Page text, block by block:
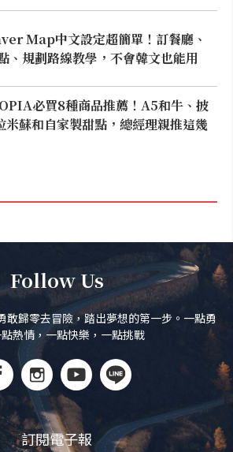
Map中文設定超簡單！訂餐廳、
、規劃路線教學，不會韓文也能用
必買8種商品推薦！A5和牛、披
米蘇和自家製甜點，總經理親推這幾
Follow Us
敢歸零去冒險，踏出夢想的第一步。一點勇
熱情，一點快樂，一點挑戰
訂閱電子報